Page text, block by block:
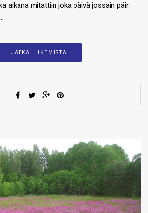
aikana mitattiin joka päivä jossain päin
JATKA LUKEMISTA